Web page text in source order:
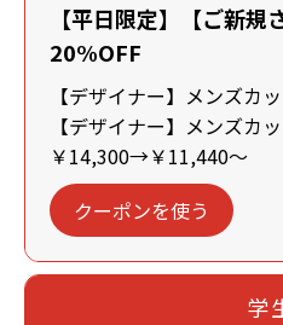
【平日限定】【ご新
20%OFF
【デザイナー】メンズ
【デザイナー】メンズカ
￥14,300→￥11,440～
クーポンを使う
学